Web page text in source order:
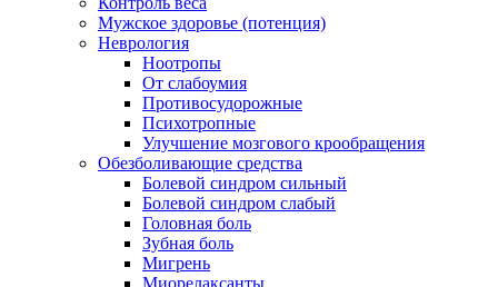
Мужское здоровье (потенция)
Неврология
Ноотропы
От слабоумия
Противосудорожные
Психотропные
Улучшение мозгового крообращения
Обезболивающие средства
Болевой синдром сильный
Болевой синдром слабый
Головная боль
Зубная боль
Мигрень
Миорелаксанты